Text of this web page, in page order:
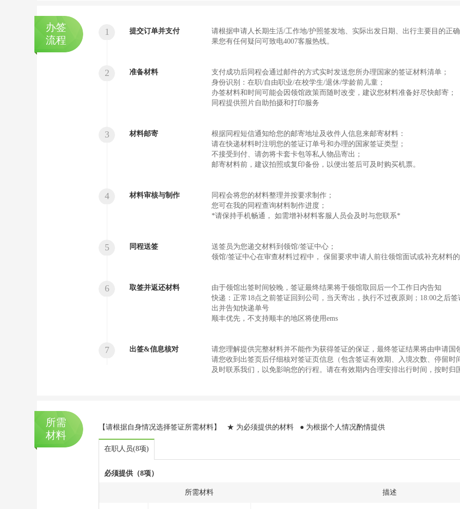
办签
流程
1 提交订单并支付
请根据申请人长期生活/工作地/护照签发地、实际出发日期、出行主要目的正
果您有任何疑问可致电4007客服热线。
2 准备材料
支付成功后同程会通过邮件的方式实时发送您所办理国家的签证材料清单；
身份识别：在职/自由职业/在校学生/退休/学龄前儿童；
办签材料和时间可能会因领馆政策而随时改变，建议您材料准备好尽快邮寄；
同程提供照片自助拍摄和打印服务
3 材料邮寄
根据同程短信通知给您的邮寄地址及收件人信息来邮寄材料：
请在快递材料时注明您的签证订单号和办理的国家签证类型；
不接受到付、请勿将卡套卡包等私人物品寄出；
邮寄材料前，建议拍照或复印备份，以便出签后可及时购买机票。
4 材料审核与制作
同程会将您的材料整理并按要求制作；
您可在我的同程查询材料制作进度；
*请保持手机畅通， 如需增补材料客服人员会及时与您联系*
5 同程送签
送签员为您递交材料到领馆/签证中心；
领馆/签证中心在审查材料过程中， 保留要求申请人前往领馆面试或补充材料
6 取签并返还材料
由于领馆出签时间较晚，签证最终结果将于领馆取回后一个工作日内告知
快递：正常18点之前签证回到公司，当天寄出，执行不过夜原则；18:00之后
出并告知快递单号
顺丰优先，不支持顺丰的地区将使用ems
7 出签&信息核对
请您理解提供完整材料并不能作为获得签证的保证，最终签证结果将由申请国
请您收到出签页后仔细核对签证页信息（包含签证有效期、入境次数、停留
及时联系我们，以免影响您的行程。请在有效期内合理安排出行时间，按时归
所需
材料
【请根据自身情况选择签证所需材料】 ★ 为必须提供的材料 ● 为根据个人情况酌情提供
在职人员(8项)
必须提供（8项）
所需材料 描述